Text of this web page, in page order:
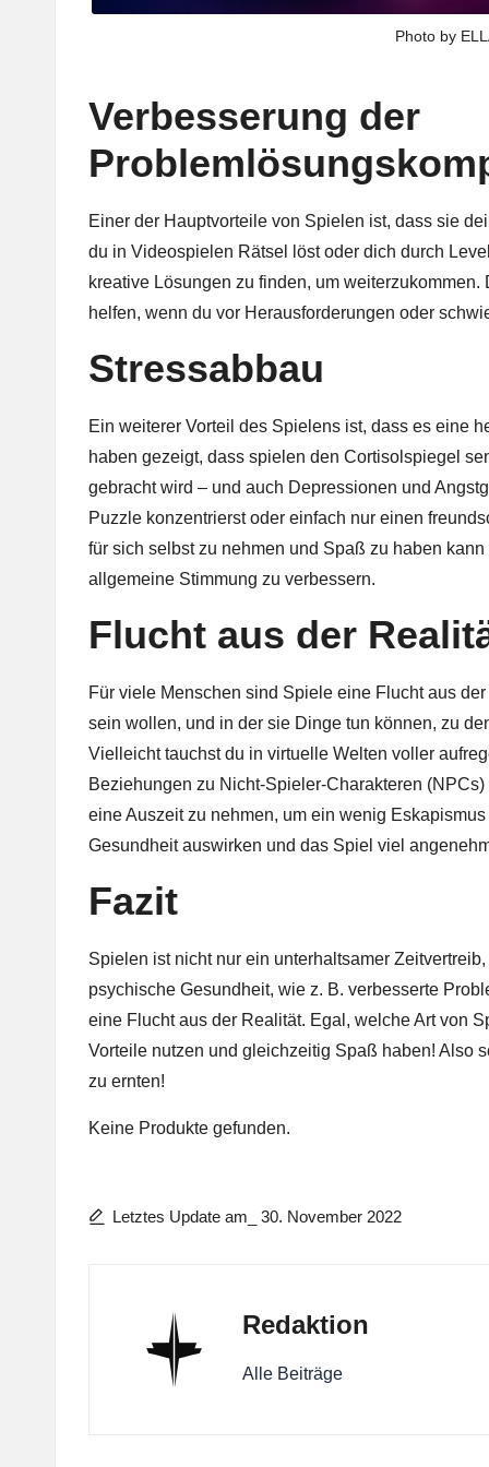
Photo by
Verbesserung der
Einer der Hauptvorteile von Spielen ist, dass sie
du in Videospielen Rätsel löst oder dich durch
kreative Lösungen zu finden, um
helfen, wenn du vor Herausforderungen oder
Stressabbau
Ein weiterer Vorteil des Spielens ist, dass es eine
haben gezeigt, dass spielen den Cortisolspiegel
gebracht wird – und auch Depressionen und
Puzzle konzentrierst oder einfach nur einen
für sich selbst zu nehmen und Spaß zu haben
allgemeine Stimmung zu verbessern.
Flucht aus der
Für viele Menschen sind Spiele eine Flucht aus
sein wollen, und in der sie Dinge tun können, zu
Vielleicht tauchst du in virtuelle Welten voller
Beziehungen zu Nicht-Spieler-Charakteren
eine Auszeit zu nehmen, um ein wenig
Gesundheit auswirken und das Spiel viel
Fazit
Spielen ist nicht nur ein unterhaltsamer
psychische Gesundheit, wie z. B. verbesserte
eine Flucht aus der Realität. Egal, welche Art von
Vorteile nutzen und gleichzeitig Spaß haben! Also
zu ernten!
Keine Produkte gefunden.
Letztes Update am_ 30. November 2022
Redaktion
Alle Beiträge